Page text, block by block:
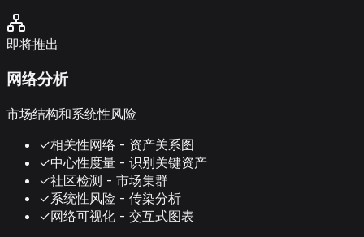
即将推出
网络分析
市场结构和系统性风险
✓相关性网络 - 资产关系图
✓中心性度量 - 识别关键资产
✓社区检测 - 市场集群
✓系统性风险 - 传染分析
✓网络可视化 - 交互式图表